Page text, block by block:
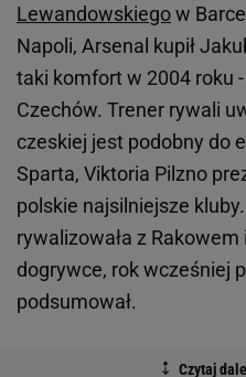
Lewandowskiegow
Napoli, Arsenal kupił
taki komfort w 2004 roku
Czechów. Trener rywali
czeskiej jest podobny do
Sparta, Viktoria Pilzno
polskie najsilniejsze
rywalizowała z
dogrywce, rok wcześniej
podsumował.